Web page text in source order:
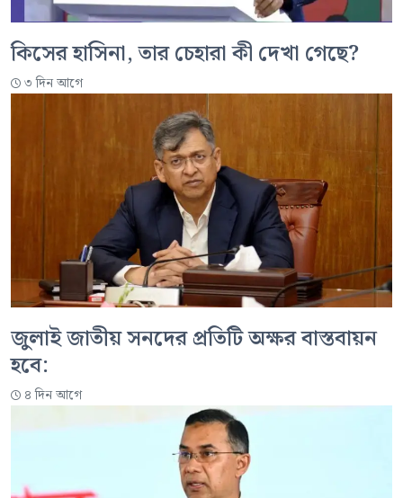
কিসের হাসিনা, তার চেহারা কী দেখা গেছে?
৩ দিন আগে
জুলাই জাতীয় সনদের প্রতিটি অক্ষর বাস্তবায়ন
হবে:
৪ দিন আগে